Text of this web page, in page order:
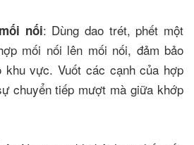
nối: Dùng dao trét, phết một
mối nối lên mối nối, đảm bảo
khu vực. Vuốt các cạnh của hợp
chuyển tiếp mượt mà giữa khớp